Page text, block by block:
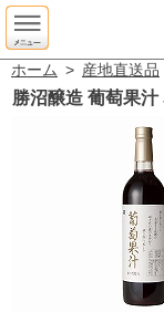
ホーム > 産地直送品
勝沼醸造 葡萄果汁